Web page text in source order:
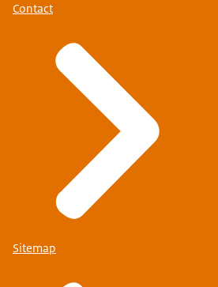
Contact
Sitemap